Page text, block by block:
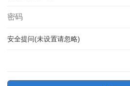
安全提问(未设置请忽略)